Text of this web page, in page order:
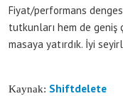
Fiyat/performans
tutkunları hem de geniş
masaya yatırdık. İyi
Kaynak: Shiftdelete